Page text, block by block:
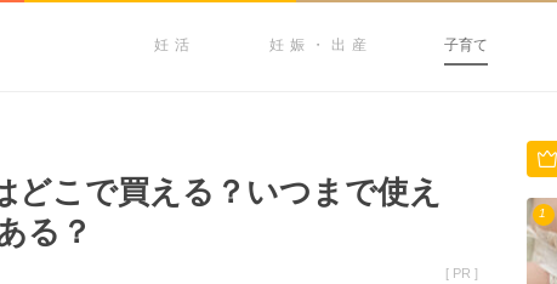
妊活 妊娠・出産 子育て
どこで買える？いつまで使え
る？
[ PR ]
1